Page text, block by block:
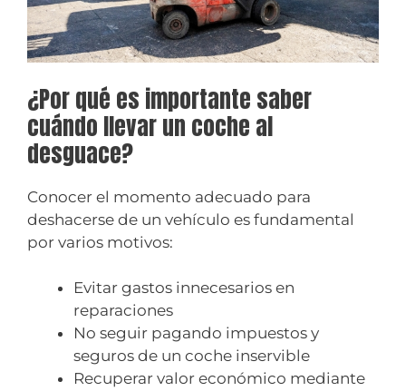
¿Por qué es importante saber
cuándo llevar un coche al
desguace?
Conocer el momento adecuado para
deshacerse de un vehículo es fundamental
por varios motivos:
Evitar gastos innecesarios en
reparaciones
No seguir pagando impuestos y
seguros de un coche inservible
Recuperar valor económico mediante